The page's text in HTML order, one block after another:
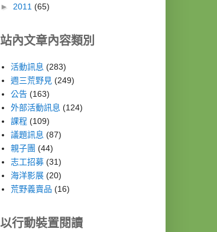
► 2011 (65)
站內文章內容類別
活動訊息 (283)
週三荒野見 (249)
公告 (163)
外部活動訊息 (124)
課程 (109)
議題訊息 (87)
親子團 (44)
志工招募 (31)
海洋影展 (20)
荒野義賣品 (16)
以行動裝置閱讀